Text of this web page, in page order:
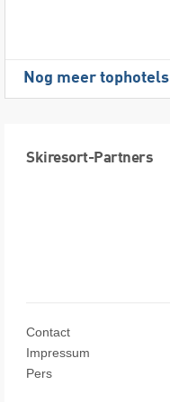
Nog meer tophotels
Skiresort-Partners
Contact
Impressum
Pers